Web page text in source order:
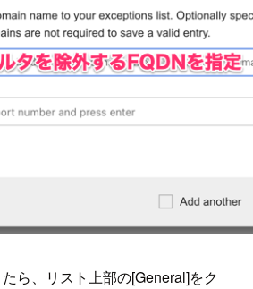
ら、リスト上部の[General]をク